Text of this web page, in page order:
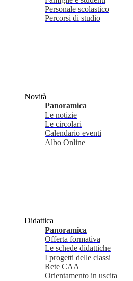
Personale scolastico
Percorsi di studio
Novità
Panoramica
Le notizie
Le circolari
Calendario eventi
Albo Online
Didattica
Panoramica
Offerta formativa
Le schede didattiche
I progetti delle classi
Rete CAA
Orientamento in uscita